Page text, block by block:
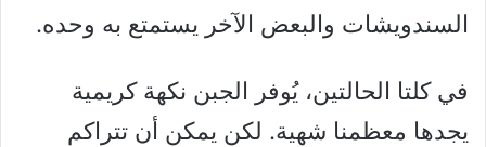
السندويشات والبعض الآخر يستمتع به وحده.
في كلتا الحالتين، يُوفر الجبن نكهة كريمية
يجدها معظمنا شهية. لكن يمكن أن تتراكم